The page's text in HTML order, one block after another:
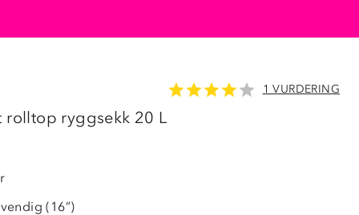
1 VURDERING
rolltop ryggsekk 20 L
(16”)